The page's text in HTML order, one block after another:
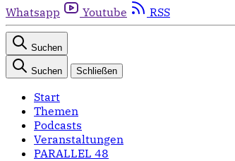
Whatsapp
Youtube RSS
Suchen
Suchen Schließen
Start
Themen
Podcasts
Veranstaltungen
PARALLEL 48